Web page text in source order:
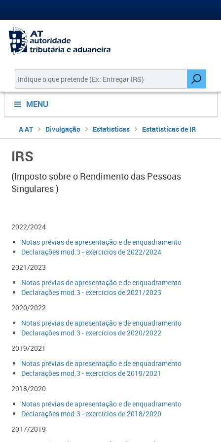
MENU
A AT Divulgação Estatísticas Estatísticas de IR
IRS
(Imposto sobre o Rendimento das Pessoas
Singulares )
​2022/2024
Notas prévias de apresentação e de enquadramento
Declarações mod.3 - exer​cícios de 2022/2024
​2021/2023
Notas prévias de apresentação e de enquadramento
Declarações mod.3 - exercícios de 2021/2023
2020/2022
Notas prévias de apresentação e de enquadramento
Declarações mod.3 - exercícios de 2020/2022
2019/2021
Notas prévias de apresentação e de enquadramento
Declarações mod.3 - exercícios de 2019/2021
2018/2020
Notas prévias de apresentação e de enquadramento
Declarações mod.3 - exercícios de 2018/2020
2017/2019